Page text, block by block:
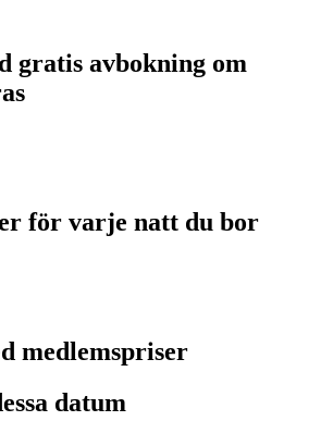
gratis avbokning om
för varje natt du bor
medlemspriser
datum